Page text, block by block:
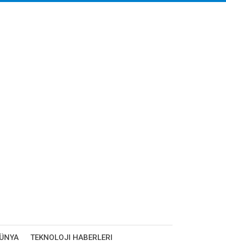
TEKNOLOJI HABERLERI